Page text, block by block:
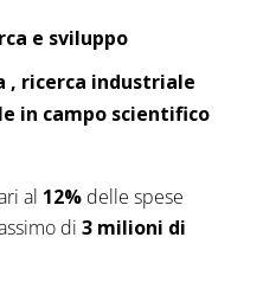
e sviluppo
ricerca industriale
in campo scientifico
al 12% delle spese
di 3 milioni di